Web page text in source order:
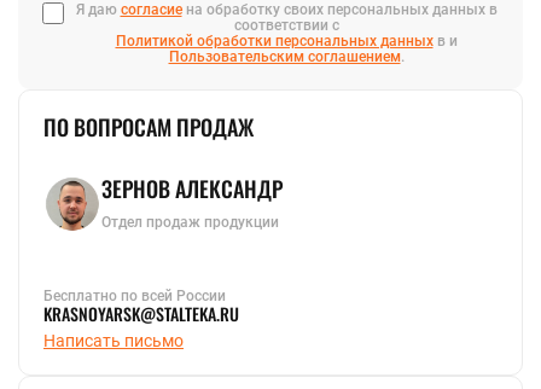
Я даю согласиена обработку своих персональных данных в
соответствии с
Политикой обработки персональных данныхв и
Пользовательским соглашением.
ПО ВОПРОСАМ ПРОДАЖ
ЗЕРНОВ АЛЕКСАНДР
Отдел продаж продукции
Бесплатно по всей России
KRASNOYARSK@STALTEKA.RU
Написать письмо